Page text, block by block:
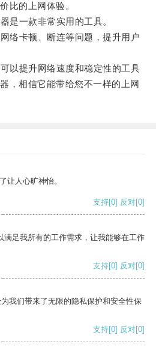
比的上网体验。
一款非常实用的工具。
卡顿、断连等问题，提升用户
提升网络速度和稳定性的工具
，相信它能带给您不一样的上网
让人心旷神怡。
支持[0] 反对[0]
满足我所有的工作需求，让我能够在工作
支持[0] 反对[0]
我们带来了无限的隐私保护和安全性保
支持[0] 反对[0]